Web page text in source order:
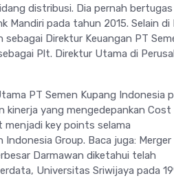
distribusi. Dia pernah bertugas
Mandiri pada tahun 2015. Selain di
Direktur Keuangan PT
Plt. Direktur Utama di
PT Semen Kupang Indonesia
kinerja yang mengedepankan Cost
key points selama
Group. Baca juga: Merger
Darmawan diketahui telah
Universitas Sriwijaya pada